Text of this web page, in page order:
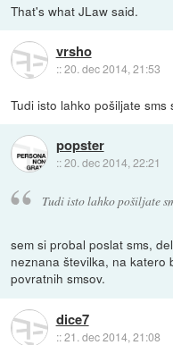
That's what JLaw said.
vrsho
::20. dec 2014, 21:53
Tudi isto lahko pošiljate sms
popster
::20. dec 2014, 22:21
Tudi isto lahko pošiljate
sem si probal poslat sms,
neznana številka, na katero
povratnih smsov.
dice7
::21. dec 2014, 21:08